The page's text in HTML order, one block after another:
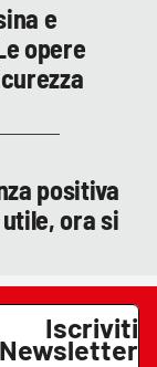
e
opere
positiva
ora si
Iscriviti